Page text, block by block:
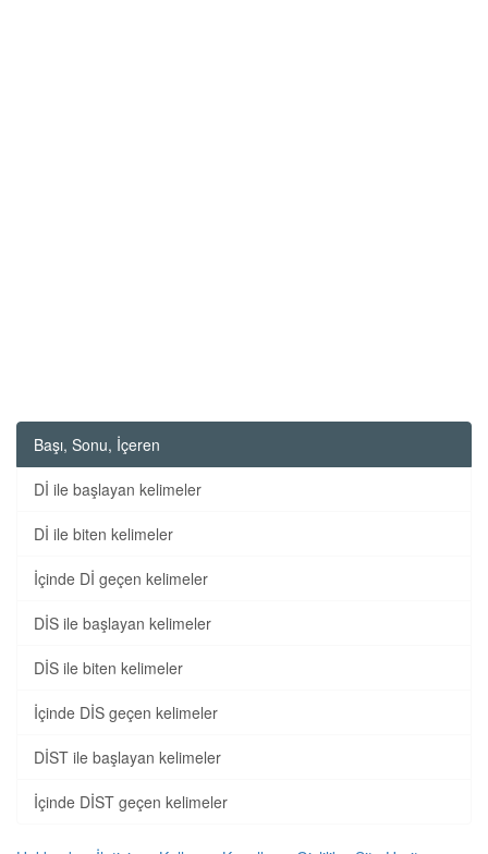
Başı, Sonu, İçeren
Dİ ile başlayan kelimeler
Dİ ile biten kelimeler
İçinde Dİ geçen kelimeler
DİS ile başlayan kelimeler
DİS ile biten kelimeler
İçinde DİS geçen kelimeler
DİST ile başlayan kelimeler
İçinde DİST geçen kelimeler